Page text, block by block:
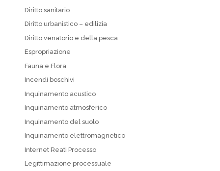
Diritto sanitario
Diritto urbanistico – edilizia
Diritto venatorio e della pesca
Espropriazione
Fauna e Flora
Incendi boschivi
Inquinamento acustico
Inquinamento atmosferico
Inquinamento del suolo
Inquinamento elettromagnetico
Internet Reati Processo
Legittimazione processuale